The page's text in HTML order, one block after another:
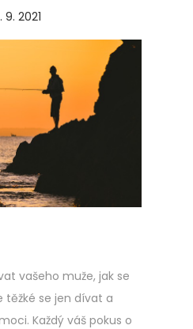
9. 2021
vašeho muže, jak se
těžké se jen dívat a
Každý váš pokus o